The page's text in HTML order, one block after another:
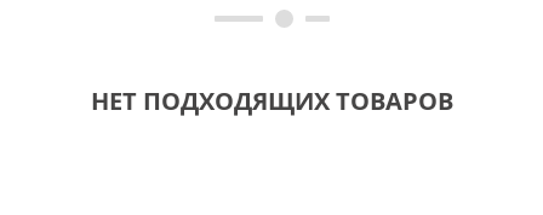
НЕТ ПОДХОДЯЩИХ ТОВАРОВ